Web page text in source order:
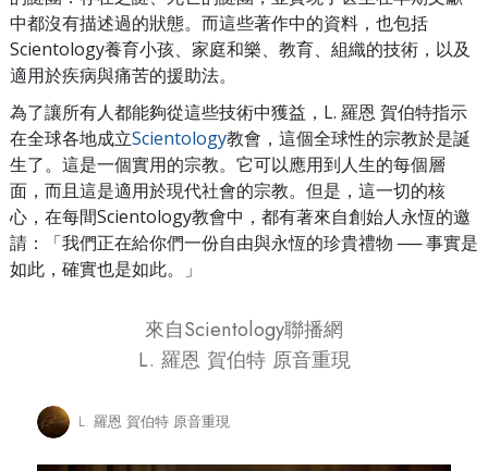
中都沒有描述過的狀態。而這些著作中的資料，也包括
Scientology養育小孩、家庭和樂、教育、組織的技術，以及
適用於疾病與痛苦的援助法。
為了讓所有人都能夠從這些技術中獲益，L. 羅恩 賀伯特指示
在全球各地成立Scientology教會，這個全球性的宗教於是誕
生了。這是一個實用的宗教。它可以應用到人生的每個層
面，而且這是適用於現代社會的宗教。但是，這一切的核
心，在每間Scientology教會中，都有著來自創始人永恆的邀
請：「我們正在給你們一份自由與永恆的珍貴禮物 ── 事實是
如此，確實也是如此。」
來自Scientology聯播網
L. 羅恩 賀伯特 原音重現
L. 羅恩 賀伯特 原音重現